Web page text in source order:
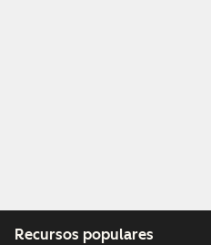
Recursos populares